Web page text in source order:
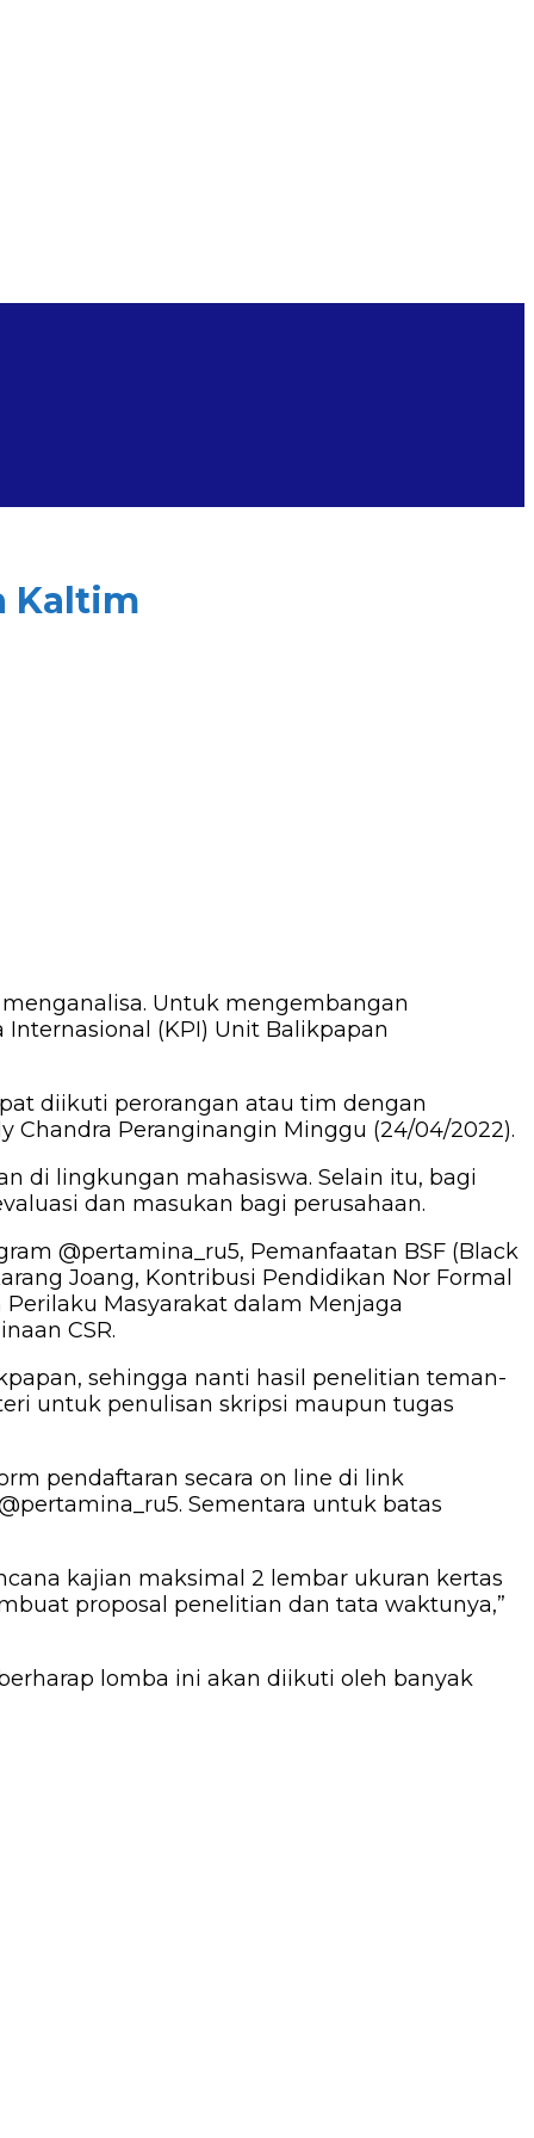
Kaltim
Untuk mengembangan
(KPI) Unit Balikpapan
diikuti perorangan atau tim dengan
Chandra Peranginangin Minggu (24/04/2022).
di lingkungan mahasiswa. Selain itu, bagi
dan masukan bagi perusahaan.
@pertamina_ru5, Pemanfaatan BSF (Black
Joang, Kontribusi Pendidikan Nor Formal
Masyarakat dalam Menjaga
CSR.
sehingga nanti hasil penelitian teman-
untuk penulisan skripsi maupun tugas
pendaftaran secara on line di link
Sementara untuk batas
kajian maksimal 2 lembar ukuran kertas
proposal penelitian dan tata waktunya,”
lomba ini akan diikuti oleh banyak